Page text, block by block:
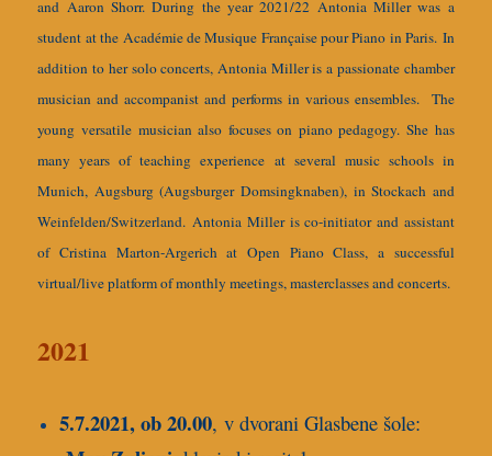
and Aaron Shorr. During the year 2021/22 Antonia Miller was a
student at the Académie de Musique Française pour Piano in Paris. In
addition to her solo concerts, Antonia Miller is a passionate chamber
musician and accompanist and performs in various ensembles. The
young versatile musician also focuses on piano pedagogy. She has
many years of teaching experience at several music schools in
Munich, Augsburg (Augsburger Domsingknaben), in Stockach and
Weinfelden/Switzerland. Antonia Miller is co-initiator and assistant
of Cristina Marton-Argerich at Open Piano Class, a successful
virtual/live platform of monthly meetings, masterclasses and concerts.
2021
5.7.2021, ob 20.00, v dvorani Glasbene šole: